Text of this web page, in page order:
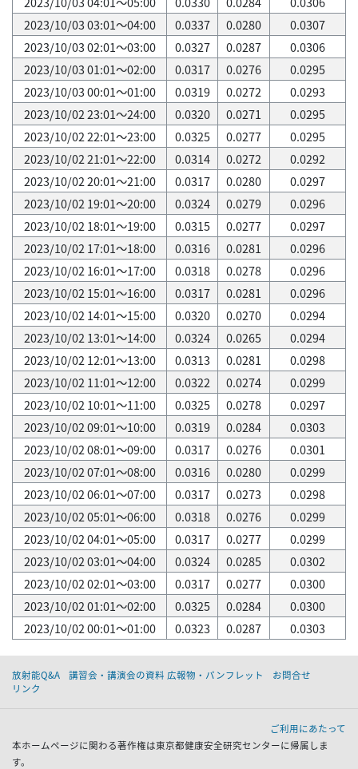
2023/10/03 03:01～04:00
0.0337 0.0280
0.0307
2023/10/03 02:01～03:00
0.0327 0.0287
0.0306
2023/10/03 01:01～02:00
0.0317 0.0276
0.0295
2023/10/03 00:01～01:00
0.0319 0.0272
0.0293
2023/10/02 23:01～24:00
0.0320 0.0271
0.0295
2023/10/02 22:01～23:00
0.0325 0.0277
0.0295
2023/10/02 21:01～22:00
0.0314 0.0272
0.0292
2023/10/02 20:01～21:00
0.0317 0.0280
0.0297
2023/10/02 19:01～20:00
0.0324 0.0279
0.0296
2023/10/02 18:01～19:00
0.0315 0.0277
0.0297
2023/10/02 17:01～18:00
0.0316 0.0281
0.0296
2023/10/02 16:01～17:00
0.0318 0.0278
0.0296
2023/10/02 15:01～16:00
0.0317 0.0281
0.0296
2023/10/02 14:01～15:00
0.0320 0.0270
0.0294
2023/10/02 13:01～14:00
0.0324 0.0265
0.0294
2023/10/02 12:01～13:00
0.0313 0.0281
0.0298
2023/10/02 11:01～12:00
0.0322 0.0274
0.0299
2023/10/02 10:01～11:00
0.0325 0.0278
0.0297
2023/10/02 09:01～10:00
0.0319 0.0284
0.0303
2023/10/02 08:01～09:00
0.0317 0.0276
0.0301
2023/10/02 07:01～08:00
0.0316 0.0280
0.0299
2023/10/02 06:01～07:00
0.0317 0.0273
0.0298
2023/10/02 05:01～06:00
0.0318 0.0276
0.0299
2023/10/02 04:01～05:00
0.0317 0.0277
0.0299
2023/10/02 03:01～04:00
0.0324 0.0285
0.0302
2023/10/02 02:01～03:00
0.0317 0.0277
0.0300
2023/10/02 01:01～02:00
0.0325 0.0284
0.0300
2023/10/02 00:01～01:00
0.0323 0.0287 0.0303
放射能Q&A 講習会・講演会の資料 広報物・パンフレット
お問合せ
リンク
ご利用にあたって
本ホームページに関わる著作権は東京都健康安全研究センターに帰属しま
す。